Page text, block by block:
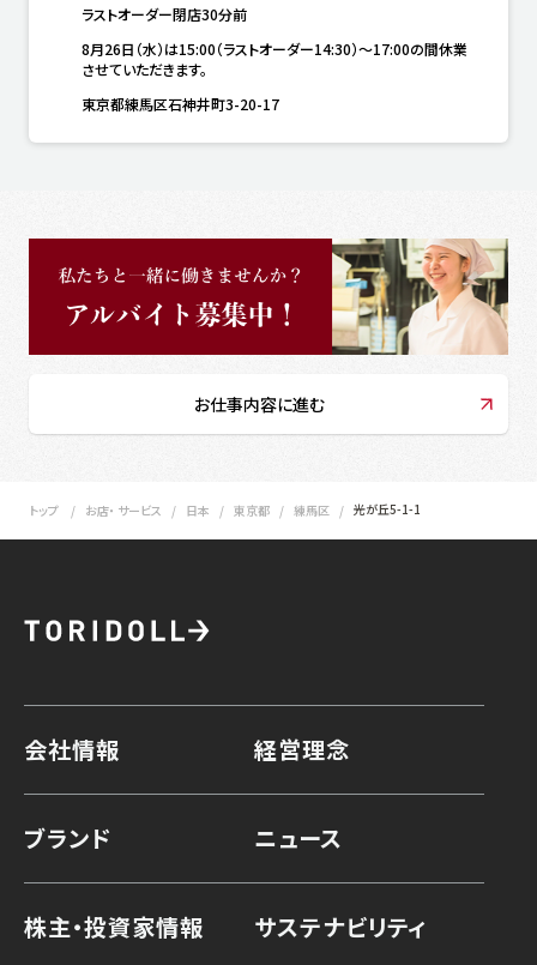
ラストオーダー閉店30分前
8月26日（水）は15:00（ラストオーダー14:30）～17:00の間休業
させていただきます。
東京都練馬区石神井町3-20-17
お仕事内容に進む
トップ お店・ サービス 日本 東京都 練馬区 光が丘5-1-1
会社情報 経営理念
ブランド ニュース
株主・投資家情報 サステナビリティ